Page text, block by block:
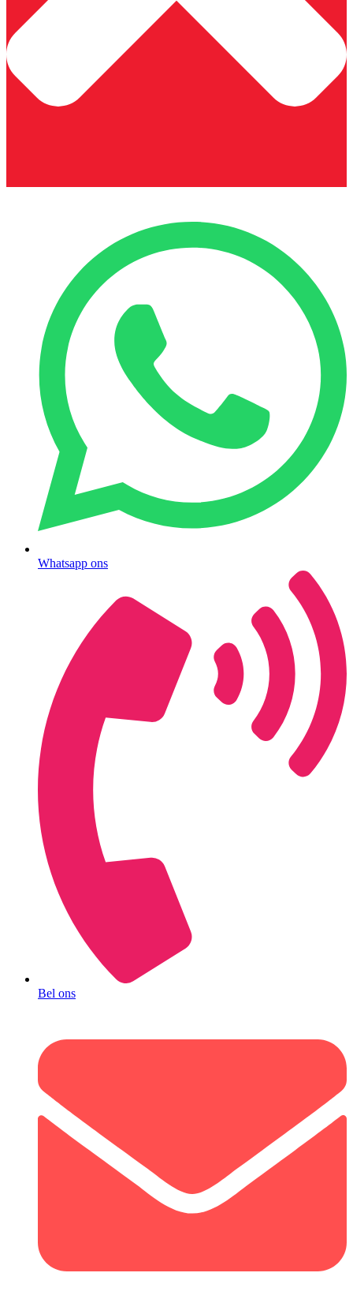
Whatsapp ons
Bel ons